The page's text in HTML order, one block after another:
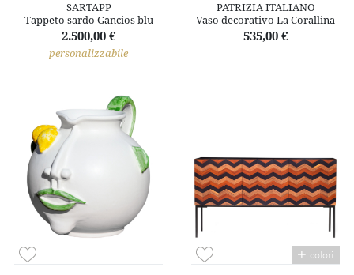
SARTAPP
Tappeto sardo Gancios blu
2.500,00 €
personalizzabile
PATRIZIA ITALIANO
Vaso decorativo La Corallina
535,00 €
colori